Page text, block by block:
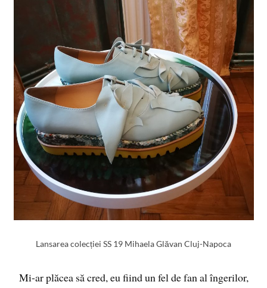
Lansarea colecției SS 19 Mihaela Glăvan Cluj-Napoca
Mi-ar plăcea să cred, eu fiind un fel de fan al îngerilor,